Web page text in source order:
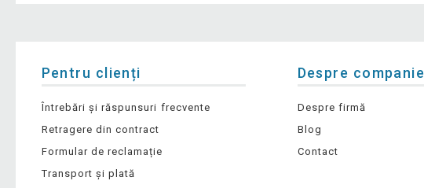
Pentru clienți
Întrebări și răspunsuri frecvente
Retragere din contract
Formular de reclamație
Transport și plată
Despre companie
Despre firmă
Blog
Contact